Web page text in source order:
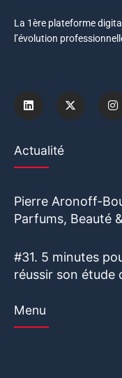
La 1ère plateforme
l’évolution
Actualité
Pierre Aronoff-
Parfums, Beauté
#31. 5 minutes
réussir son étude
Menu